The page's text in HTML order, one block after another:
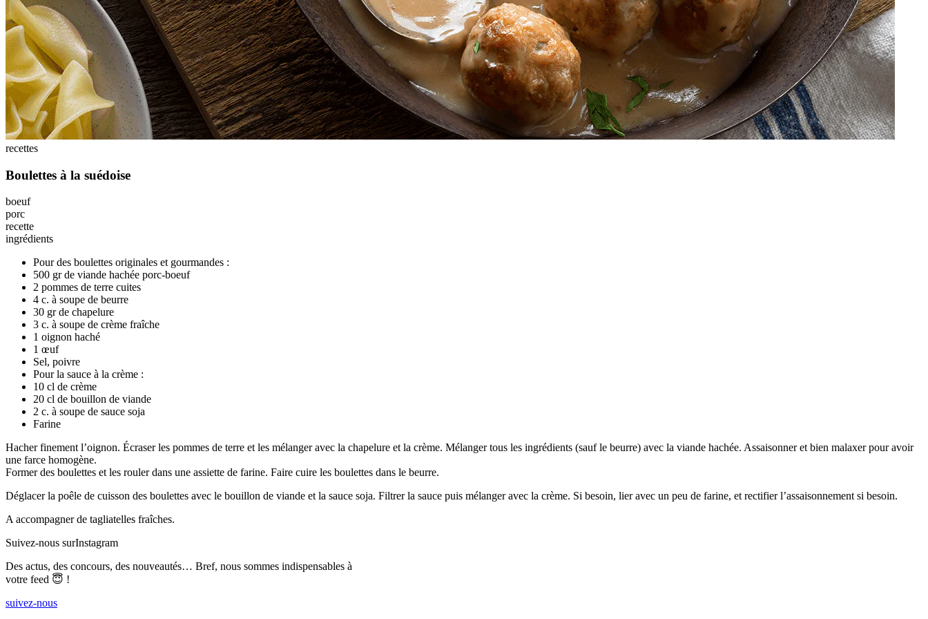
recettes
Boulettes à la suédoise
boeuf
porc
recette
ingrédients
Pour des boulettes originales et gourmandes :
500 gr de viande hachée porc-boeuf
2 pommes de terre cuites
4 c. à soupe de beurre
30 gr de chapelure
3 c. à soupe de crème fraîche
1 oignon haché
1 œuf
Sel, poivre
Pour la sauce à la crème :
10 cl de crème
20 cl de bouillon de viande
2 c. à soupe de sauce soja
Farine
Hacher finement l’oignon. Écraser les pommes de terre et les mélanger avec la chapelure et la crème. Mélanger tous les ingrédients (sauf le beurre) avec la viande hachée. Assaisonner et bien malaxer pour avoir
une farce homogène.
Former des boulettes et les rouler dans une assiette de farine. Faire cuire les boulettes dans le beurre.
Déglacer la poêle de cuisson des boulettes avec le bouillon de viande et la sauce soja. Filtrer la sauce puis mélanger avec la crème. Si besoin, lier avec un peu de farine, et rectifier l’assaisonnement si besoin.
A accompagner de tagliatelles fraîches.
Suivez-nous surInstagram
Des actus, des concours, des nouveautés… Bref, nous sommes indispensables à
votre feed 😇 !
suivez-nous